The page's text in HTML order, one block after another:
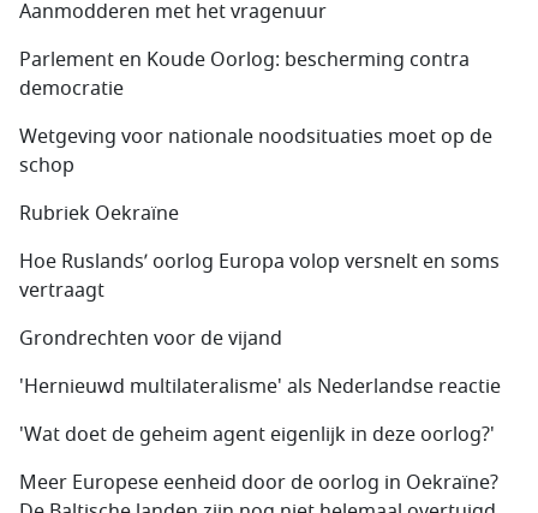
Aanmodderen met het vragenuur
Parlement en Koude Oorlog: bescherming contra
democratie
Wetgeving voor nationale noodsituaties moet op de
schop
Rubriek Oekraïne
Hoe Ruslands’ oorlog Europa volop versnelt en soms
vertraagt
Grondrechten voor de vijand
'Hernieuwd multilateralisme' als Nederlandse reactie
'Wat doet de geheim agent eigenlijk in deze oorlog?'
Meer Europese eenheid door de oorlog in Oekraïne?